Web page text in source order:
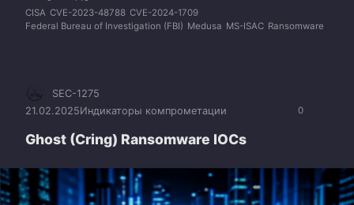
CISA CVE-2023-48788 CVE-2024-1709
Federal Bureau of Investigation (FBI) Medusa MS-ISAC Ransomware
0
SEC-1275
21.02.2025Индикаторы компрометации
Ghost (Cring) Ransomware IOCs